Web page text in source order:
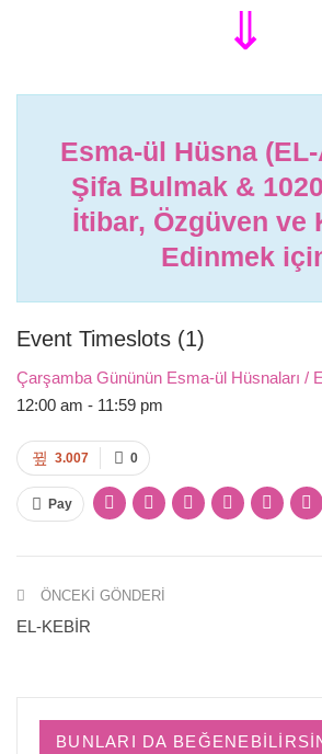
‌⇓
Esma-ül Hüsna
Şifa Bulmak &
İtibar, Özgüven ve
Edinmek
Event Timeslots (1)
Çarşamba Gününün Esma-ül Hüsnaları /
12:00 am - 11:59 pm
0
3.007
Pay
ÖNCEKI GÖNDERI
EL-KEBİR
BUNLARI DA